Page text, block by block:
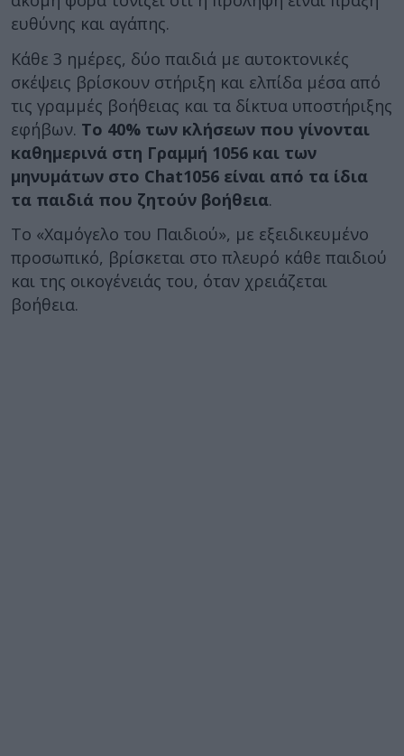
ευθύνης και αγάπης.
Κάθε 3 ημέρες, δύο παιδιά με αυτοκτονικές
σκέψεις βρίσκουν στήριξη και ελπίδα μέσα από
τις γραμμές βοήθειας και τα δίκτυα υποστήριξης
εφήβων. Το 40% των κλήσεων που γίνονται
καθημερινά στη Γραμμή 1056 και των
μηνυμάτων στο Chat1056 είναι από τα ίδια
τα παιδιά που ζητούν βοήθεια.
Το «Χαμόγελο του Παιδιού», με εξειδικευμένο
προσωπικό, βρίσκεται στο πλευρό κάθε παιδιού
και της οικογένειάς του, όταν χρειάζεται
βοήθεια.